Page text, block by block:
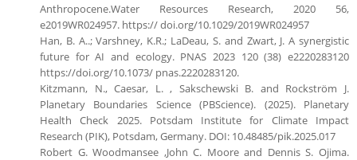
Anthropocene.Water Resources Research, 2020 56,
e2019WR024957. https:// doi.org/10.1029/2019WR024957
Han, B. A..; Varshney, K.R.; LaDeau, S. and Zwart, J. A synergistic
future for AI and ecology. PNAS 2023 120 (38) e2220283120
https://doi.org/10.1073/ pnas.2220283120.
Kitzmann, N., Caesar, L. , Sakschewski B. and Rockström J.
Planetary Boundaries Science (PBScience). (2025). Planetary
Health Check 2025. Potsdam Institute for Climate Impact
Research (PIK), Potsdam, Germany. DOI: 10.48485/pik.2025.017
Robert G. Woodmansee ,John C. Moore and Dennis S. Ojima.